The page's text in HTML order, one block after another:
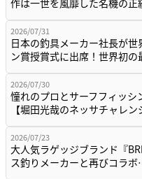
作は一世を風靡した名機の
2026/07/31
日本の釣具メーカー社長が世
ン賞授賞式に出席！世界初
2026/07/30
憧れのプロとサーフフィッシ
【堀田光哉のネッサチャレ
2026/07/23
大人気ラゲッジブランド『
ス釣りメーカーと再びコラ